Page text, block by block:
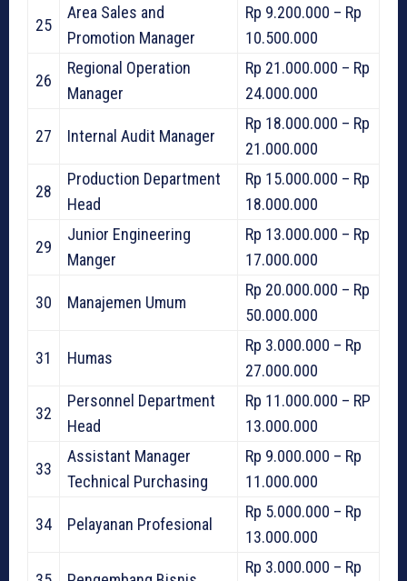
25
Area Sales and
Promotion Manager
Rp 9.200.000 – Rp
10.500.000
26
Regional Operation
Manager
Rp 21.000.000 – Rp
24.000.000
27 Internal Audit Manager
Rp 18.000.000 – Rp
21.000.000
28
Production Department
Head
Rp 15.000.000 – Rp
18.000.000
29
Junior Engineering
Manger
Rp 13.000.000 – Rp
17.000.000
30 Manajemen Umum
Rp 20.000.000 – Rp
50.000.000
31 Humas
Rp 3.000.000 – Rp
27.000.000
32
Personnel Department
Head
Rp 11.000.000 – RP
13.000.000
33
Assistant Manager
Technical Purchasing
Rp 9.000.000 – Rp
11.000.000
34 Pelayanan Profesional
Rp 5.000.000 – Rp
13.000.000
Rp 3.000.000 – Rp